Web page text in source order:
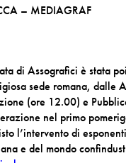
– MEDIAGRAF
di Assografici è stata
sede romana, dalle
(ore 12.00) e
nel primo
l’intervento di
e del mondo